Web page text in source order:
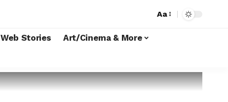
Aa
Web Stories
Art/Cinema & More